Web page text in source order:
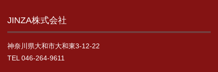
JINZA株式会社
神奈川県大和市大和東3-12-22
TEL 046-264-9611